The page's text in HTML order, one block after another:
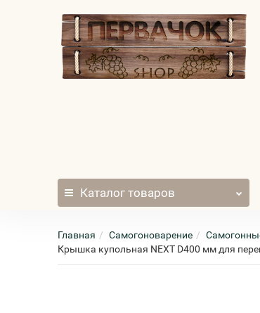
Каталог товаров
Главная Самогоноварение
Крышка купольная NEXT D400 мм для